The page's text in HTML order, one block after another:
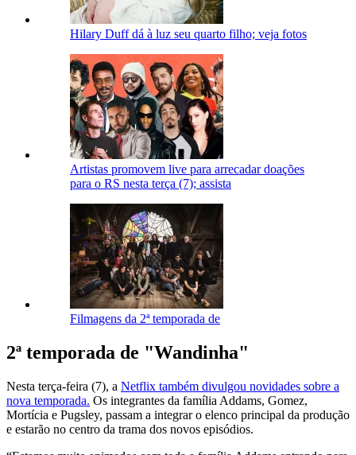
Hilary Duff dá à luz seu quarto filho; veja fotos
Artistas promovem live para arrecadar doações
para o RS nesta terça (7); assista
Filmagens da 2ª temporada de
2ª temporada de "Wandinha"
Nesta terça-feira (7), a Netflix também divulgou novidades sobre a
nova temporada. Os integrantes da família Addams, Gomez,
Mortícia e Pugsley, passam a integrar o elenco principal da produção
e estarão no centro da trama dos novos episódios.